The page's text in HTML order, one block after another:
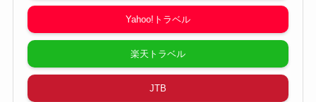
Yahoo!トラベル
楽天トラベル
JTB